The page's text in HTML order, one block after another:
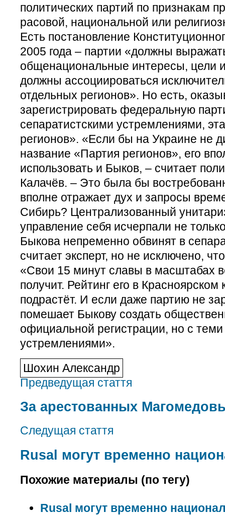
политических партий по признакам
расовой, национальной или
Есть постановление
2005 года – партии «должны
общенациональные интересы, цели
должны ассоциироваться
отдельных регионов». Но есть,
зарегистрировать федеральную
сепаратистскими устремлениями,
регионов». «Если бы на Украине не
название «Партия регионов», его
использовать и Быков, – считает
Калачёв. – Это была бы
вполне отражает дух и запросы
Сибирь? Централизованный
управление себя исчерпали не
Быкова непременно обвинят в
считает эксперт, но не исключено,
«Свои 15 минут славы в масштабах
получит. Рейтинг его в Красноярском
подрастёт. И если даже партию не
помешает Быкову создать
официальной регистрации, но с
устремлениями».
Шохин Александр
Предведущая стаття
За арестованных
Следущая стаття
Rusal могут временно
Похожие материалы (по тегу)
Rusal могут временно